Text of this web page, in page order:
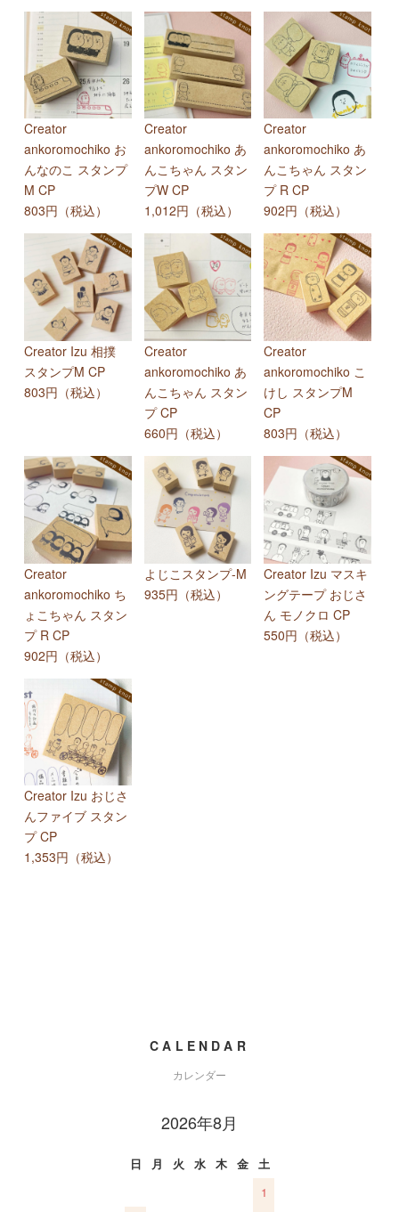
Creator
ankoromochiko お
んなのこ スタンプ
M CP
803円（税込）
Creator
ankoromochiko あ
んこちゃん スタン
プW CP
1,012円（税込）
Creator
ankoromochiko あ
んこちゃん スタン
プ R CP
902円（税込）
Creator Izu 相撲
スタンプM CP
803円（税込）
Creator
ankoromochiko あ
んこちゃん スタン
プ CP
660円（税込）
Creator
ankoromochiko こ
けし スタンプM
CP
803円（税込）
Creator
ankoromochiko ち
ょこちゃん スタン
プ R CP
902円（税込）
よじこスタンプ-M
935円（税込）
Creator Izu マスキ
ングテープ おじさ
ん モノクロ CP
550円（税込）
Creator Izu おじさ
んファイブ スタン
プ CP
1,353円（税込）
CALENDAR
カレンダー
2026年8月
日 月 火 水 木 金
土
1